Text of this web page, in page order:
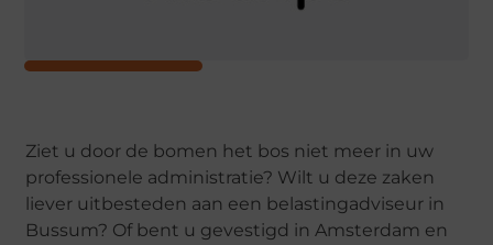
Ziet u door de bomen het bos niet meer in uw
professionele administratie? Wilt u deze zaken
liever uitbesteden aan een belastingadviseur in
Bussum? Of bent u gevestigd in Amsterdam en